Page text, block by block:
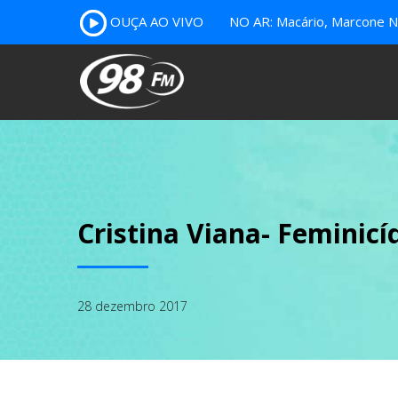
OUÇA AO VIVO NO AR: Macário, Marcone
Cristina Viana-
28 dezembro 2017